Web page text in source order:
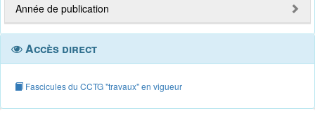
Année de publication
Accès direct
Fascicules du CCTG "travaux" en vigueur